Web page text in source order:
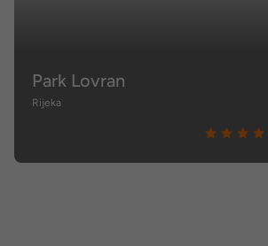
Park Lovran
Rijeka